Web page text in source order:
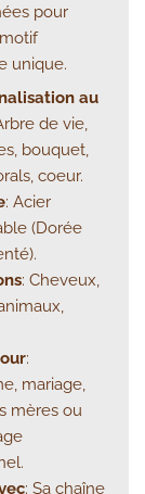
pour
unique.
au
de vie,
bouquet,
coeur.
: Acier
(Dorée
: Cheveux,
:
mariage,
mères ou
: Sa chaîne